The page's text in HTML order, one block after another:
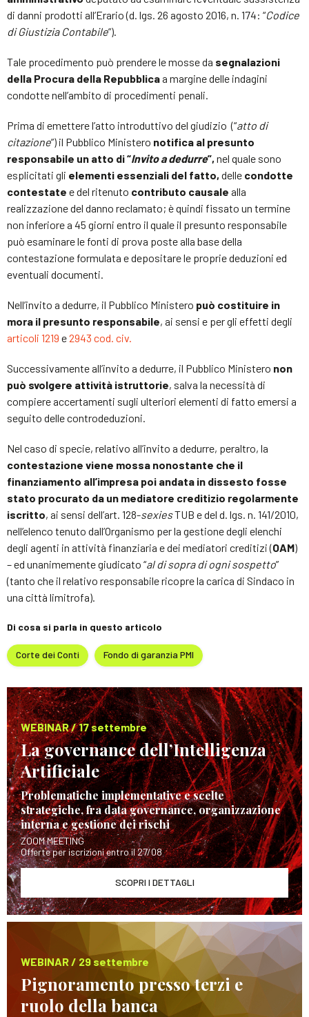
di danni prodotti all’Erario (d. lgs. 26 agosto 2016, n. 174: “Codice
di Giustizia Contabile”).
Tale procedimento può prendere le mosse da segnalazioni
della Procura della Repubblicaa margine delle indagini
condotte nell’ambito di procedimenti penali.
Prima di emettere l’atto introduttivo del giudizio (“atto di
citazione”) il Pubblico Ministero notifica al presunto
responsabile un atto di “Invito a dedurre”, nel quale sono
esplicitati gli elementi essenziali del fatto, delle condotte
contestate e del ritenuto contributo causale alla
realizzazione del danno reclamato; è quindi fissato un termine
non inferiore a 45 giorni entro il quale il presunto responsabile
può esaminare le fonti di prova poste alla base della
contestazione formulata e depositare le proprie deduzioni ed
eventuali documenti.
Nell’invito a dedurre, il Pubblico Ministero può costituire in
mora il presunto responsabile, ai sensi e per gli effetti degli
articoli 1219 e2943 cod. civ.
Successivamente all’invito a dedurre, il Pubblico Ministero non
può svolgere attività istruttorie, salva la necessità di
compiere accertamenti sugli ulteriori elementi di fatto emersi a
seguito delle controdeduzioni.
Nel caso di specie, relativo all’invito a dedurre, peraltro, la
contestazione viene mossa nonostante che il
finanziamento all’impresa poi andata in dissesto fosse
stato procurato da un mediatore creditizio regolarmente
iscritto, ai sensi dell’art. 128-sexiesTUB e del d. lgs. n. 141/2010,
nell’elenco tenuto dall’Organismo per la gestione degli elenchi
degli agenti in attività finanziaria e dei mediatori creditizi (OAM)
– ed unanimemente giudicato “al di sopra di ogni sospetto”
(tanto che il relativo responsabile ricopre la carica di Sindaco in
una città limitrofa).
Di cosa si parla in questo articolo
Corte dei Conti Fondo di garanzia PMI
WEBINAR / 17 settembre
La governance dell’Intelligenza
Artificiale
Problematiche implementative e scelte
strategiche, fra data governance, organizzazione
interna e gestione dei rischi
ZOOM MEETING
Offerte per iscrizioni entro il 27/08
SCOPRI I DETTAGLI
WEBINAR / 29 settembre
Pignoramento presso terzi e
ruolo della banca